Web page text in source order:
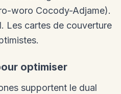
woro Cocody-Adjame).
Les cartes de couverture
optimiser
supportent le dual